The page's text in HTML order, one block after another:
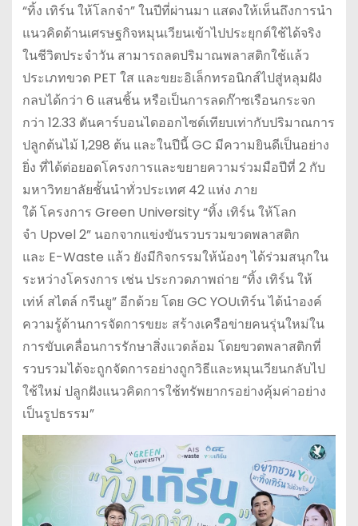
“ทิ้ง เทิร์น ให้โลกจำ” ในปีที่ผ่านมา แสดงให้เห็นถึงการนำ
แนวคิดด้านเศรษฐกิจหมุนเวียนเข้าไปประยุกต์ใช้ได้จริง
ในชีวิตประจำวัน สามารถลดปริมาณพลาสติกใช้แล้ว
ประเภทขวด PET ใส และขยะอิเล็กทรอนิกส์ไปสู่หลุมฝัง
กลบได้กว่า 6 แสนชิ้น หรือเป็นการลดก๊าซเรือนกระจก
กว่า 12.33 ตันคาร์บอนไดออกไซด์เทียบเท่ากับปริมาณการ
ปลูกต้นไม้ 1,298 ต้น และในปีนี้ GC มีความยินดีเป็นอย่าง
ยิ่ง ที่ได้ต่อยอดโครงการและขยายความร่วมมือปีที่ 2 กับ
มหาวิทยาลัยชั้นนำทั่วประเทศ 42 แห่ง ภาย
ใต้ โครงการ Green University “ทิ้ง เทิร์น ให้โลก
จำ Upvel 2” นอกจากแข่งขันรวบรวมขวดพลาสติก
และ E-Waste แล้ว ยังมีกิจกรรมให้น้องๆ ได้ร่วมสนุกใน
ระหว่างโครงการ เช่น ประกวดภาพถ่าย “ทิ้ง เทิร์น ให้
เท่ห์ สไตล์ กรีนยู” อีกด้วย โดย GC YOUเทิร์น ได้นำองค์
ความรู้ด้านการจัดการขยะ สร้างเครือข่ายคนรุ่นใหม่ใน
การขับเคลื่อนการรักษาสิ่งแวดล้อม โดยขวดพลาสติกที่
รวบรวมได้จะถูกจัดการอย่างถูกวิธีและหมุนเวียนกลับไป
ใช้ใหม่ ปลูกฝังแนวคิดการใช้ทรัพยากรอย่างคุ้มค่าอย่าง
เป็นรูปธรรม”